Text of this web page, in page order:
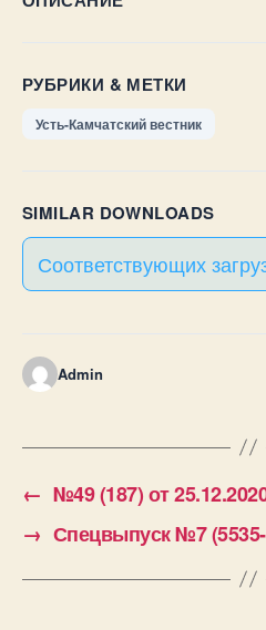
РУБРИКИ & МЕТКИ
Усть-Камчатский вестник
SIMILAR DOWNLOADS
Соответствующих
Admin
← №49 (187) от
→ Спецвыпуск №7 (5535-